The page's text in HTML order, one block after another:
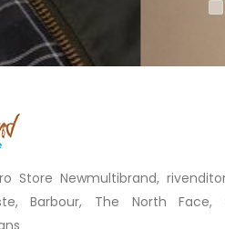
Store Newmultibrand,
Barbour, The North Face,